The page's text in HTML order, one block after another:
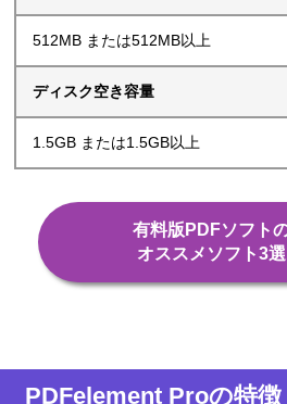
512MB または512MB以上
ディスク空き容量
1.5GB または1.5GB以上
有料版PDFソフト
オススメソフト3
PDFelement Proの特徴